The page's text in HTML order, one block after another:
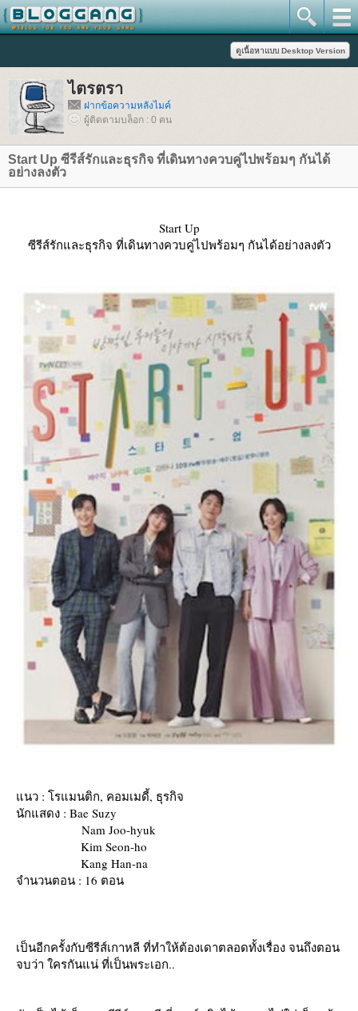
ไตรตรา
ฝากข้อความหลังไมค์
ผู้ติดตามบล็อก : 0 คน
Start Up ซีรีส์รักและธุรกิจ ที่เดินทางควบคู่ไปพร้อมๆ กันได้
อย่างลงตัว
Start Up
ซีรีส์รักและธุรกิจ ที่เดินทางควบคู่ไปพร้อมๆ กันได้อย่างลงตัว
นว : โรแมนติก, คอมเมดี้, ธุรกิจ
นักแสดง : Bae Suzy
Nam Joo-hyuk
Kim Seon-ho
Kang Han-na
จำนวนตอน : 16 ตอน
เป็นอีกครั้งกับซีรีส์เกาหลี ที่ทำให้ต้องเดาตลอดทั้งเรื่อง จนถึงตอน
จบว่า ใครกันแน่ ที่เป็นพระเอก..